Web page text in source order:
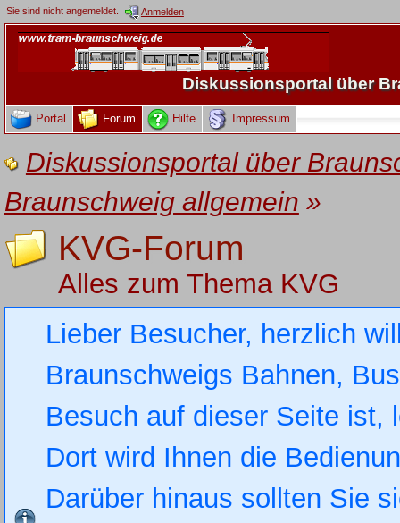
Sie sind nicht angemeldet. Anmelden
Diskussionsportal über
Portal Forum Hilfe Impressum
Diskussionsportal über
Braunschweig allgemein »
KVG-Forum
Alles zum Thema KVG
Lieber Besucher, herzlich
Braunschweigs Bahnen,
Besuch auf dieser Seite
Dort wird Ihnen die
Darüber hinaus sollten Sie